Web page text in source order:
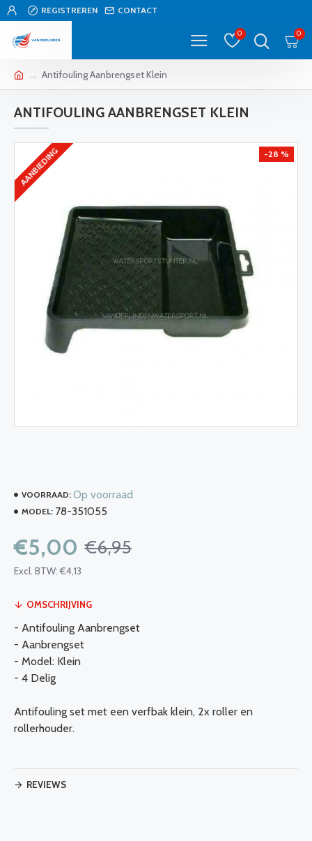
REGISTREREN CONTACT
0 0
Antifouling Aanbrengset Klein
ANTIFOULING AANBRENGSET KLEIN
AANBIEDING -28 %
VOORRAAD: Op voorraad
MODEL: 78-351055
€5,00 €6,95
Excl. BTW: €4,13
OMSCHRIJVING
- Antifouling Aanbrengset
- Aanbrengset
- Model: Klein
- 4 Delig
Antifouling set met een verfbak klein, 2x roller en
rollerhouder.
REVIEWS